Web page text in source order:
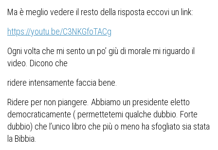
Ma è meglio vedere il resto della risposta eccovi un link:
https://youtu.be/C3NKGfoTACg
Ogni volta che mi sento un po’ giù di morale mi riguardo il
video. Dicono che
ridere intensamente faccia bene.
Ridere per non piangere. Abbiamo un presidente eletto
democraticamente ( permettetemi qualche dubbio. Forte
dubbio) che l’unico libro che più o meno ha sfogliato sia stata
la Bibbia.